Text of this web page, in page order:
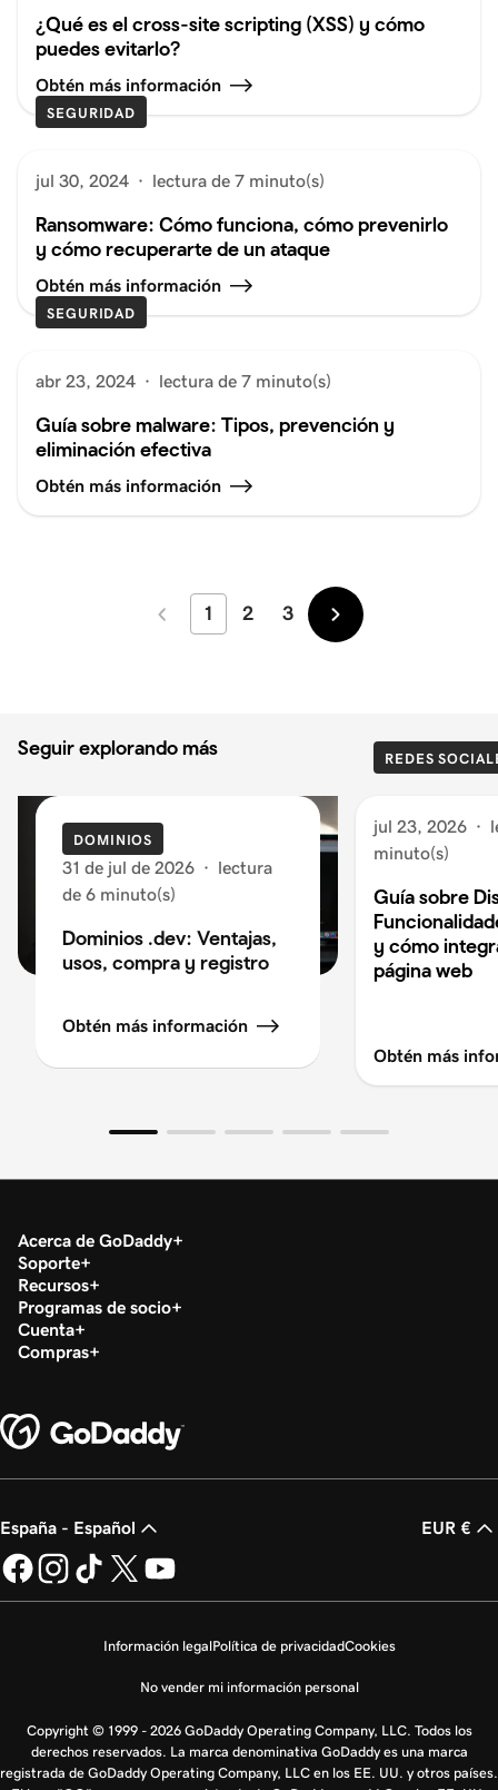
¿Qué es el cross-site scripting (XSS) y cómo
puedes evitarlo?
Obtén más información
SEGURIDAD
jul 30, 2024 · lectura de 7 minuto(s)
Ransomware: Cómo funciona, cómo prevenirlo
y cómo recuperarte de un ataque
Obtén más información
SEGURIDAD
abr 23, 2024 · lectura de 7 minuto(s)
Guía sobre malware: Tipos, prevención y
eliminación efectiva
Obtén más información
Más
1 2 3
Más
Seguir explorando más
DOMINIOS
31 de jul de 2026 · lectura
de 6 minuto(s)
Dominios .dev: Ventajas,
usos, compra y registro
Obtén más información
REDES
jul 23, 2026 ·
minuto(s)
Guía sobre
y cómo
página web
Obtén más
Acerca de GoDaddy
Soporte
Recursos
Programas de socio
Cuenta
Compras
España - Español EUR €
Información legalPolítica de privacidadCookies
No vender mi información personal
Copyright © 1999 - 2026 GoDaddy Operating Company, LLC. Todos los
derechos reservados. La marca denominativa GoDaddy es una marca
registrada de GoDaddy Operating Company, LLC en los EE. UU. y otros países.